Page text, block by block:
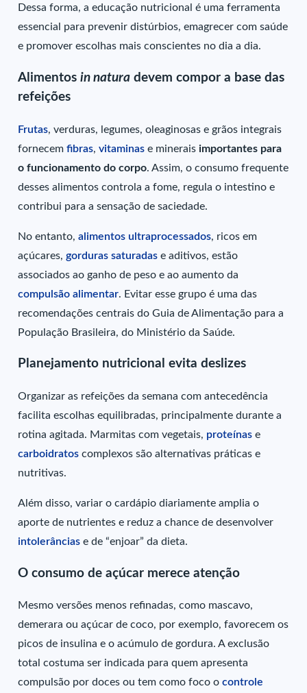
Dessa forma, a educação nutricional é uma ferramenta
essencial para prevenir distúrbios, emagrecer com saúde
e promover escolhas mais conscientes no dia a dia.
Alimentosin natura devem compor a base das
refeições
Frutas, verduras, legumes, oleaginosas e grãos integrais
fornecemfibras,vitaminas e mineraisimportantes para
o funcionamento do corpo. Assim, o consumo frequente
desses alimentos controla a fome, regula o intestino e
contribui para a sensação de saciedade.
No entanto,alimentos ultraprocessados, ricos em
açúcares,gorduras saturadas e aditivos, estão
associados ao ganho de peso e ao aumento da
compulsão alimentar. Evitar esse grupo é uma das
recomendações centrais do Guia de Alimentação para a
População Brasileira, do Ministério da Saúde.
Planejamento nutricional evita deslizes
Organizar as refeições da semana com antecedência
facilita escolhas equilibradas, principalmente durante a
rotina agitada. Marmitas com vegetais, proteínas e
carboidratos complexos são alternativas práticas e
nutritivas.
Além disso, variar o cardápio diariamente amplia o
aporte de nutrientes e reduz a chance de desenvolver
intolerâncias e de “enjoar” da dieta.
O consumo de açúcar merece atenção
Mesmo versões menos refinadas, como mascavo,
demerara ou açúcar de coco, por exemplo, favorecem os
picos de insulina e o acúmulo de gordura. A exclusão
total costuma ser indicada para quem apresenta
compulsão por doces ou tem como foco ocontrole